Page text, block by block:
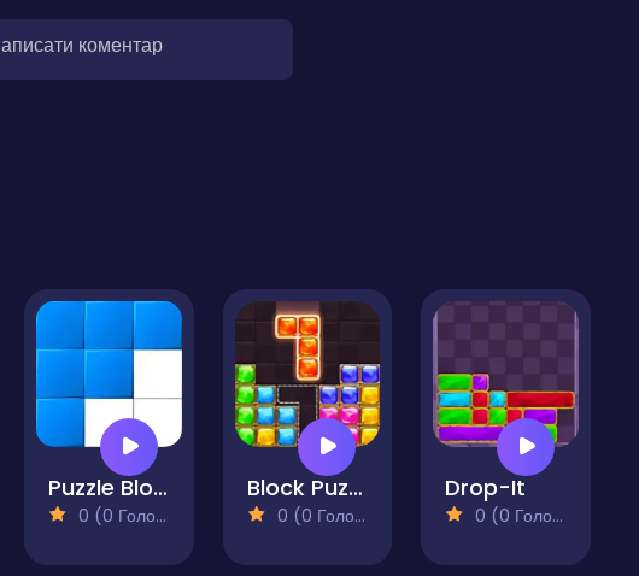
коментар
Puzzle Block Fill It Completely
0 (0 Голосів)
Block Puzzle Jewel
0 (0 Голосів)
Drop-It
0 (0 Голосів)